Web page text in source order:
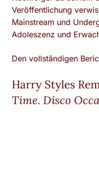
Veröffentlichung
Mainstream und
Adoleszenz und
Den vollständigen
Harry Styles
Time. Disco